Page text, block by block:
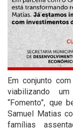
Em conjunto
viabilizando
“Fomento”, que
Samuel Matias
famílias